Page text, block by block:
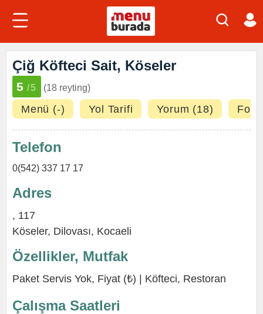
Çiğ Köfteci Sait, Köseler
5 /5 (18 reyting)
Menü (-) Yol Tarifi Yorum (18)
Telefon
0(542) 337 17 17
Adres
, 117
Köseler, Dilovası, Kocaeli
Özellikler, Mutfak
Paket Servis Yok, Fiyat (₺) | Köfteci, Restoran
Çalışma Saatleri